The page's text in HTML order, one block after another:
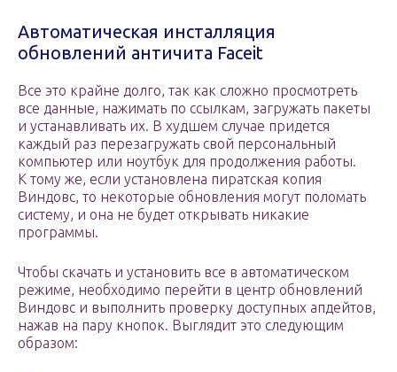
Автоматическая инсталляция
обновлений античита Faceit
Все это крайне долго, так как сложно просмотреть
все данные, нажимать по ссылкам, загружать пакеты
и устанавливать их. В худшем случае придется
каждый раз перезагружать свой персональный
компьютер или ноутбук для продолжения работы.
К тому же, если установлена пиратская копия
Виндовс, то некоторые обновления могут поломать
систему, и она не будет открывать никакие
программы.
Чтобы скачать и установить все в автоматическом
режиме, необходимо перейти в центр обновлений
Виндовс и выполнить проверку доступных апдейтов,
нажав на пару кнопок. Выглядит это следующим
образом: